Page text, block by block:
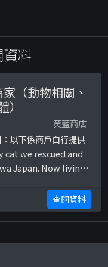
料
（動物相關、
）
黃藍商店
以下係商戶自行提供
cat we rescued and
Japan. Now living
Nago (stray from
得加埋本喵嘅Faceb ...
查閱資料